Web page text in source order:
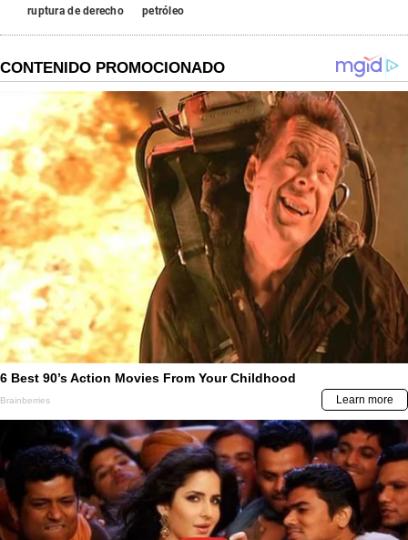
ruptura de derecho
petróleo